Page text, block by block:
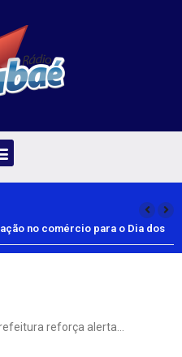
no comércio para o Dia dos
reforça alerta…